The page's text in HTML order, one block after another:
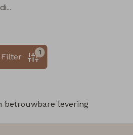
11169/014 baby jongens diversen bleu
1
Filter
betrouwbare levering